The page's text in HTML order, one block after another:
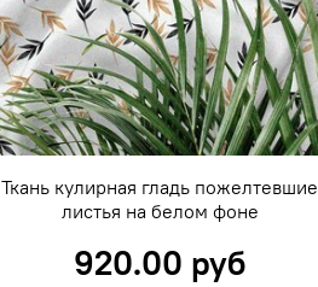
Ткань кулирная гладь пожелтевшие
листья на белом фоне
920.00 руб